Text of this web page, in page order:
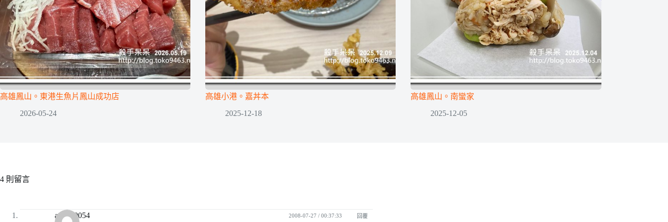
高雄鳳山。東港生魚片鳳山成功店
2026-05-24
高雄小港。嘉丼本
2025-12-18
高雄鳳山。南蠻家
2025-12-05
4 則留言
a94130054 2008-07-27 / 00:37:33 回覆